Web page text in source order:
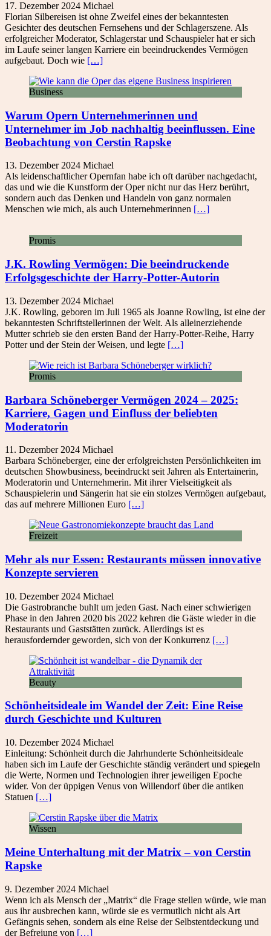
17. Dezember 2024 Michael
Florian Silbereisen ist ohne Zweifel eines der bekanntesten
Gesichter des deutschen Fernsehens und der Schlagerszene. Als
erfolgreicher Moderator, Schlagerstar und Schauspieler hat er sich
im Laufe seiner langen Karriere ein beeindruckendes Vermögen
aufgebaut. Doch wie […]
Business
Warum Opern Unternehmerinnen und
Unternehmer im Job nachhaltig beeinflussen. Eine
Beobachtung von Cerstin Rapske
13. Dezember 2024 Michael
Als leidenschaftlicher Opernfan habe ich oft darüber nachgedacht,
das und wie die Kunstform der Oper nicht nur das Herz berührt,
sondern auch das Denken und Handeln von ganz normalen
Menschen wie mich, als auch Unternehmerinnen […]
Promis
J.K. Rowling Vermögen: Die beeindruckende
Erfolgsgeschichte der Harry-Potter-Autorin
13. Dezember 2024 Michael
J.K. Rowling, geboren im Juli 1965 als Joanne Rowling, ist eine der
bekanntesten Schriftstellerinnen der Welt. Als alleinerziehende
Mutter schrieb sie den ersten Band der Harry-Potter-Reihe, Harry
Potter und der Stein der Weisen, und legte […]
Promis
Barbara Schöneberger Vermögen 2024 – 2025:
Karriere, Gagen und Einfluss der beliebten
Moderatorin
11. Dezember 2024 Michael
Barbara Schöneberger, eine der erfolgreichsten Persönlichkeiten im
deutschen Showbusiness, beeindruckt seit Jahren als Entertainerin,
Moderatorin und Unternehmerin. Mit ihrer Vielseitigkeit als
Schauspielerin und Sängerin hat sie ein stolzes Vermögen aufgebaut,
das auf mehrere Millionen Euro […]
Freizeit
Mehr als nur Essen: Restaurants müssen innovative
Konzepte servieren
10. Dezember 2024 Michael
Die Gastrobranche buhlt um jeden Gast. Nach einer schwierigen
Phase in den Jahren 2020 bis 2022 kehren die Gäste wieder in die
Restaurants und Gaststätten zurück. Allerdings ist es
herausfordernder geworden, sich von der Konkurrenz […]
Beauty
Schönheitsideale im Wandel der Zeit: Eine Reise
durch Geschichte und Kulturen
10. Dezember 2024 Michael
Einleitung: Schönheit durch die Jahrhunderte Schönheitsideale
haben sich im Laufe der Geschichte ständig verändert und spiegeln
die Werte, Normen und Technologien ihrer jeweiligen Epoche
wider. Von der üppigen Venus von Willendorf über die antiken
Statuen […]
Wissen
Meine Unterhaltung mit der Matrix – von Cerstin
Rapske
9. Dezember 2024 Michael
Wenn ich als Mensch der „Matrix“ die Frage stellen würde, wie man
aus ihr ausbrechen kann, würde sie es vermutlich nicht als Art
Gefängnis sehen, sondern als eine Reise der Selbstentdeckung und
der Befreiung von […]